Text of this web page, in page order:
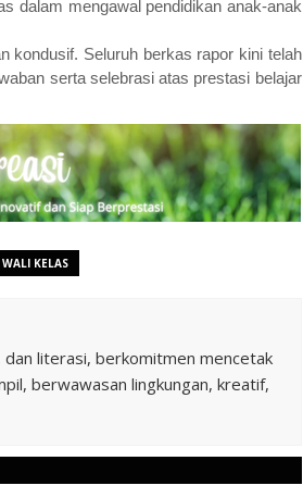
dalam mengawal pendidikan anak-anak
kondusif. Seluruh berkas rapor kini telah
serta selebrasi atas prestasi belajar
WALI KELAS
literasi, berkomitmen mencetak
berwawasan lingkungan, kreatif,